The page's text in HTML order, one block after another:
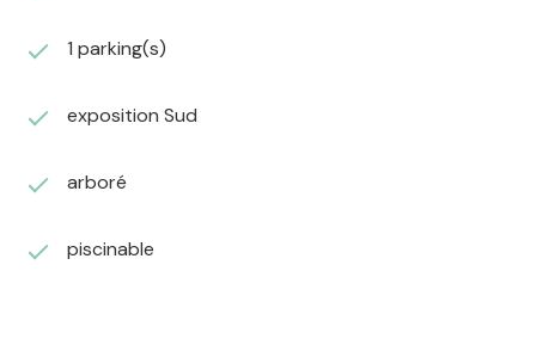
1 parking(s)
exposition Sud
arboré
piscinable